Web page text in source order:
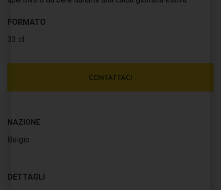
FORMATO
33 cl
CONTATTACI
NAZIONE
Belgio
DETTAGLI